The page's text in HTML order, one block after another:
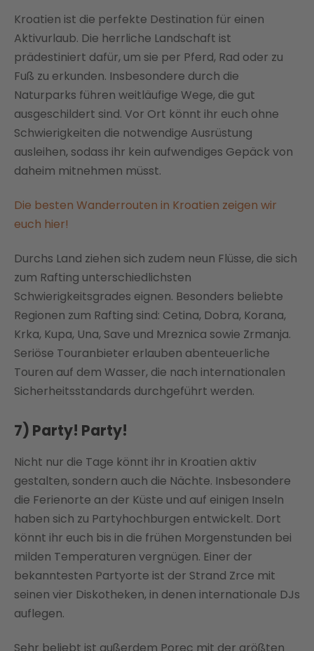
Kroatien ist die perfekte Destination für einen
Aktivurlaub. Die herrliche Landschaft ist
prädestiniert dafür, um sie per Pferd, Rad oder zu
Fuß zu erkunden. Insbesondere durch die
Naturparks führen weitläufige Wege, die gut
ausgeschildert sind. Vor Ort könnt ihr euch ohne
Schwierigkeiten die notwendige Ausrüstung
ausleihen, sodass ihr kein aufwendiges Gepäck von
daheim mitnehmen müsst.
Die besten Wanderrouten in Kroatien zeigen wir
euch hier!
Durchs Land ziehen sich zudem neun Flüsse, die sich
zum Rafting unterschiedlichsten
Schwierigkeitsgrades eignen. Besonders beliebte
Regionen zum Rafting sind: Cetina, Dobra, Korana,
Krka, Kupa, Una, Save und Mreznica sowie Zrmanja.
Seriöse Touranbieter erlauben abenteuerliche
Touren auf dem Wasser, die nach internationalen
Sicherheitsstandards durchgeführt werden.
7) Party! Party!
Nicht nur die Tage könnt ihr in Kroatien aktiv
gestalten, sondern auch die Nächte. Insbesondere
die Ferienorte an der Küste und auf einigen Inseln
haben sich zu Partyhochburgen entwickelt. Dort
könnt ihr euch bis in die frühen Morgenstunden bei
milden Temperaturen vergnügen. Einer der
bekanntesten Partyorte ist der Strand Zrce mit
seinen vier Diskotheken, in denen internationale DJs
auflegen.